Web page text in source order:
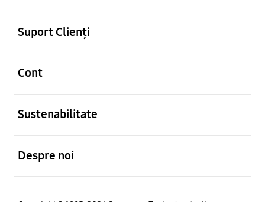
Suport Clienți
Cont
Sustenabilitate
Despre noi